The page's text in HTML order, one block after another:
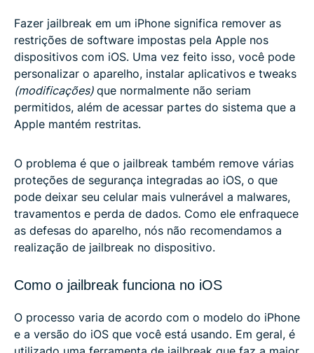
Fazer jailbreak em um iPhone significa remover as
restrições de software impostas pela Apple nos
dispositivos com iOS. Uma vez feito isso, você pode
personalizar o aparelho, instalar aplicativos e tweaks
(modificações) que normalmente não seriam
permitidos, além de acessar partes do sistema que a
Apple mantém restritas.
O problema é que o jailbreak também remove várias
proteções de segurança integradas ao iOS, o que
pode deixar seu celular mais vulnerável a malwares,
travamentos e perda de dados. Como ele enfraquece
as defesas do aparelho, nós não recomendamos a
realização de jailbreak no dispositivo.
Como o jailbreak funciona no iOS
O processo varia de acordo com o modelo do iPhone
e a versão do iOS que você está usando. Em geral, é